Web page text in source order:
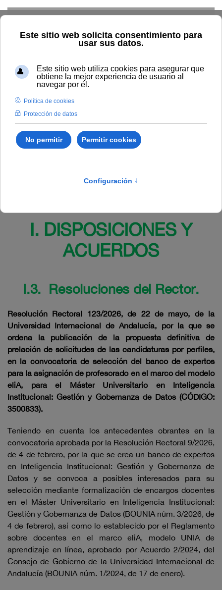
Inicio BOUNIA
Resolución Rectoral 123/2026, de 22 de
mayo, de la Universidad Internacional de Andalucía, por la que se
solicitudes de las candidaturas por perfiles, en la convocatoria de
selección del banco de expertos para la asignación de
profesorado en el marco del modelo eliA, para el Máster
Universitario en Inteligencia Institucional: Gestión y Gobernanza
de Datos (CÓDIGO: 3500833).
I. DISPOSICIONES Y
ACUERDOS
I.3. Resoluciones del Rector.
Resolución Rectoral 123/2026, de 22 de mayo, de la
Universidad Internacional de Andalucía, por la que se
ordena la publicación de la propuesta definitiva de
prelación de solicitudes de las candidaturas por perfiles,
en la convocatoria de selección del banco de expertos
para la asignación de profesorado en el marco del modelo
eliA, para el Máster Universitario en Inteligencia
Institucional: Gestión y Gobernanza de Datos (CÓDIGO:
3500833).
Teniendo en cuenta los antecedentes obrantes en la
convocatoria aprobada por la Resolución Rectoral 9/2026,
de 4 de febrero, por la que se crea un banco de expertos
en Inteligencia Institucional: Gestión y Gobernanza de
Datos y se convoca a posibles interesados para su
selección mediante formalización de encargos docentes
en el Máster Universitario en Inteligencia Institucional:
Gestión y Gobernanza de Datos (BOUNIA núm. 3/2026, de
4 de febrero), así como lo establecido por el Reglamento
sobre docentes en el marco eliA, modelo UNIA de
aprendizaje en línea, aprobado por Acuerdo 2/2024, del
Consejo de Gobierno de la Universidad Internacional de
Andalucía (BOUNIA núm. 1/2024, de 17 de enero).